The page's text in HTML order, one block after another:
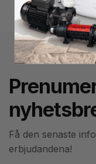
Få den senaste
erbjudandena!